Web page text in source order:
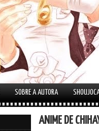
SOBRE A AUTORA
ANIME DE